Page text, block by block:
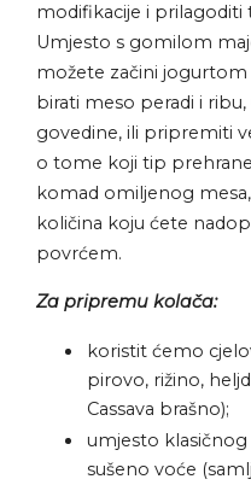
modifikacije i prilagoditi
Umjesto s gomilom
možete začini
birati meso peradi i
govedine, ili pripremiti
o tome koji tip
komad omiljenog
količina koju ćete
povrćem.
Za pripremu kolača:
koristit ćemo
pirovo, rižino,
Cassava brašno);
umjesto
sušeno voće